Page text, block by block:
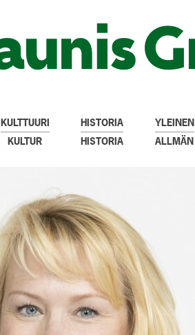
KULTTUURI
KULTUR
HISTORIA
HISTORIA
YLEINEN
ALLMÄN